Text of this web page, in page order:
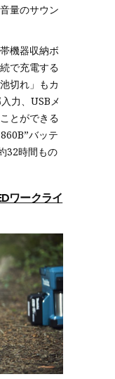
量のサウン
機器収納ボ
で充電する
切れ」もカ
力、USBメ
とができる
バッテ
32時間もの
ワークライ